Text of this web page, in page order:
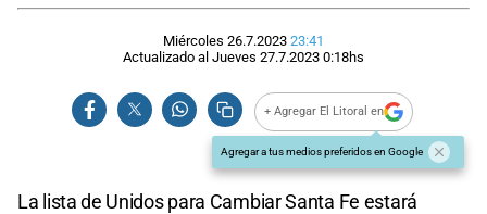
Miércoles 26.7.2023 23:41
Actualizado al Jueves 27.7.2023 0:18hs
+ Agregar El Litoral en
Agregar a tus medios preferidos en Google
La lista de Unidos para Cambiar Santa Fe estará